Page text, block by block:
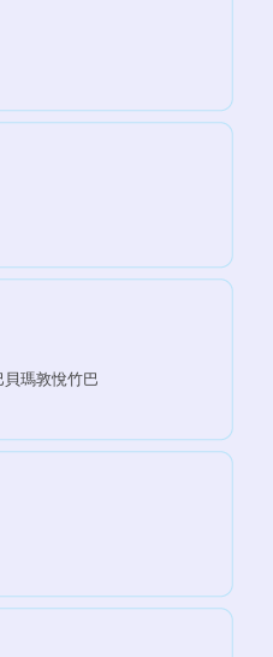
瑪敦悅竹巴